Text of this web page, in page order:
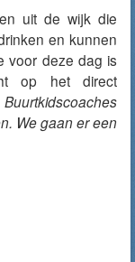
uit de wijk die
en kunnen
voor deze dag is
op het direct
We gaan er een